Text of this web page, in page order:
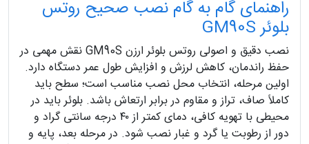
راهنمای گام‌ به‌ گام نصب صحیح روتس
بلوئر GM90S
نصب دقیق و اصولی روتس بلوئر ارزن GM90S نقش مهمی در
حفظ راندمان، کاهش لرزش و افزایش طول عمر دستگاه دارد.
اولین مرحله، انتخاب محل نصب مناسب است؛ سطح باید
کاملاً صاف، تراز و مقاوم در برابر ارتعاش باشد. بلوئر باید در
محیطی با تهویه کافی، دمای کمتر از ۴۰ درجه سانتی‌ گراد و
دور از رطوبت یا گرد و غبار نصب شود. در مرحله بعد، پایه و